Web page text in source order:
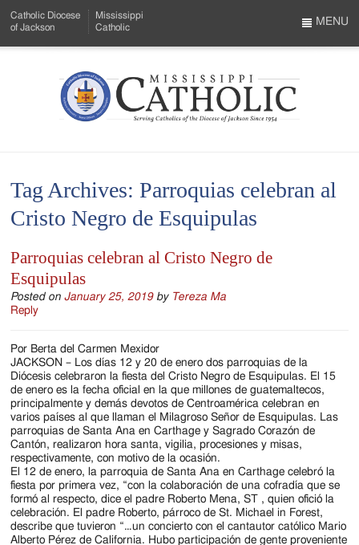
to
Menu
Content
Catholic Diocese
of Jackson
Mississippi
Catholic
Mississippi
Serving
Catholics
of
the
Diocese
of
Jackson
Since
1954
MENU
Tag Archives:Parroquias celebran al
Cristo Negro de Esquipulas
Parroquias celebran al Cristo Negro de
Esquipulas
Posted onJanuary 25, 2019 by Tereza Ma
Reply
Por Berta del Carmen Mexidor
JACKSON – Los días 12 y 20 de enero dos parroquias de la
Diócesis celebraron la fiesta del Cristo Negro de Esquipulas. El 15
de enero es la fecha oficial en la que millones de guatemaltecos,
principalmente y demás devotos de Centroamérica celebran en
varios países al que llaman el Milagroso Señor de Esquipulas. Las
parroquias de Santa Ana en Carthage y Sagrado Corazón de
Cantón, realizaron hora santa, vigilia, procesiones y misas,
respectivamente, con motivo de la ocasión.
El 12 de enero, la parroquia de Santa Ana en Carthage celebró la
fiesta por primera vez, “con la colaboración de una cofradía que se
formó al respecto, dice el padre Roberto Mena, ST , quien ofició la
celebración. El padre Roberto, párroco de St. Michael in Forest,
describe que tuvieron “…un concierto con el cantautor católico Mario
Alberto Pérez de California. Hubo participación de gente proveniente